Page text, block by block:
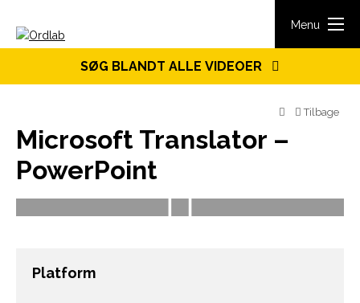
Menu
SØG BLANDT ALLE VIDEOER
Tilbage
Microsoft Translator –
PowerPoint
Platform